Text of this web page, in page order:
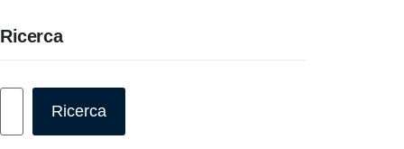
Ricerca
Ricerca